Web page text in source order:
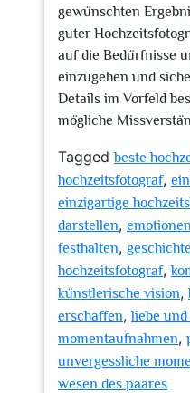
gewünschten
guter
auf die Bedürfnisse
einzugehen und
Details im Vorfeld
mögliche
Taggedbeste
hochzeitsfotograf,
einzigartige
darstellen,
festhalten,
hochzeitsfotograf,
künstlerische vision,
erschaffen,liebe
momentaufnahmen,
unvergessliche
wesen des paares